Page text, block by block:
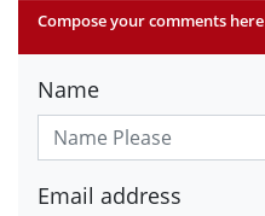
Compose your comments here
Name
Email address